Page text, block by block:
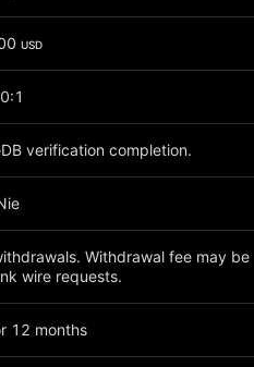
USD
verification completion.
Withdrawal fee may be
wire requests.
12 months